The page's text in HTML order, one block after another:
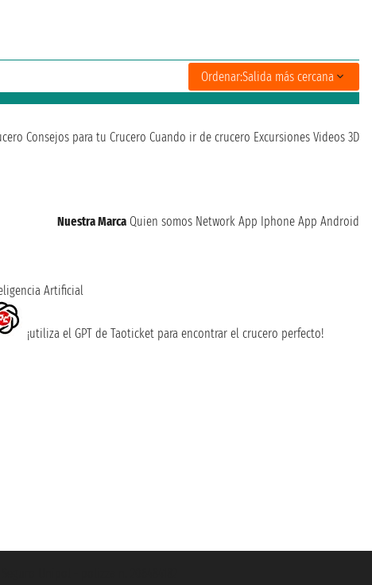
Ordenar:Salida más cercana
Consejos para tu Crucero Cuando ir de crucero Excursiones Videos 3D
Nuestra Marca Quien somos Network App Iphone App Android
Artificial
¡utiliza el GPT de Taoticket para encontrar el crucero perfecto!